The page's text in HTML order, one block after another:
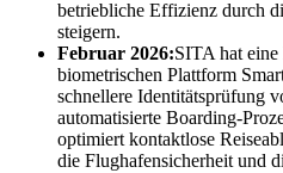
betriebliche Effizienz durch
steigern.
Februar 2026:SITA hat
biometrischen Plattform
schnellere Identitätsprüfung
automatisierte Boarding-
optimiert kontaktlose
die Flughafensicherheit und